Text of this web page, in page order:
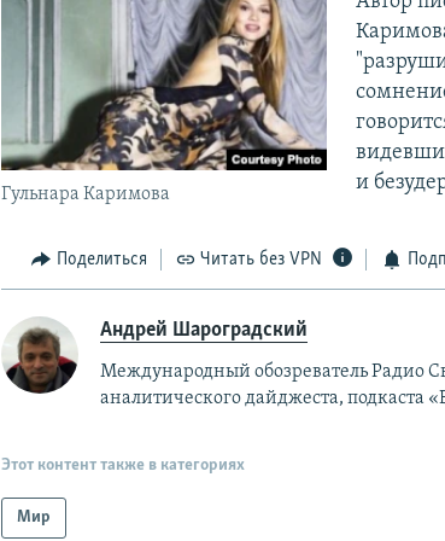
Гульнара Каримова
и
Поделиться Читать без VPN
Андрей Шароградский
Международный обозреватель Радио
аналитического дайджеста, подкаста
Этот контент также в категориях
Мир